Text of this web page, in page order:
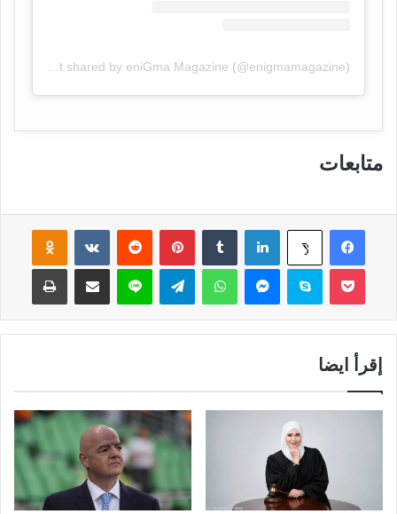
متابعات
فيسبوك ‫X لينكدإن بينتيريست
سكايب واتساب لاين
إقرأ ايضا